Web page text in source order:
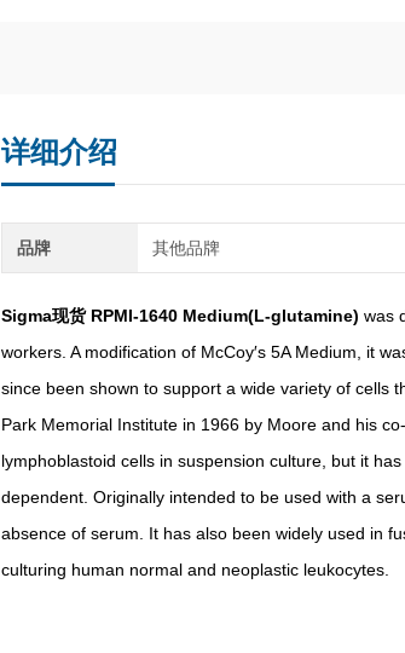
详细介绍
品牌 其他品牌
Sigma现货 RPMI-1640 Medium(L-glutamine) was
workers. A modification of McCoy′s 5A Medium, it
since been shown to support a wide variety of cells
Park Memorial Institute in 1966 by Moore and his
lymphoblastoid cells in suspension culture, but it
dependent. Originally intended to be used with a
absence of serum. It has also been widely used in
culturing human normal and neoplastic leukocytes.